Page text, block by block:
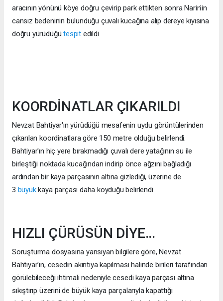
aracının yönünü köye doğru çevirip park ettikten sonra Narin'in
cansız bedeninin bulunduğu çuvalı kucağına alıp dereye kıyısına
doğru yürüdüğütespitedildi.
KOORDİNATLAR ÇIKARILDI
Nevzat Bahtiyar'ın yürüdüğü mesafenin uydu görüntülerinden
çıkarılan koordinatlara göre 150 metre olduğu belirlendi.
Bahtiyar'ın hiç yere bırakmadığı çuvalı dere yatağının su ile
birleştiği noktada kucağından indirip önce ağzını bağladığı
ardından bir kaya parçasının altına gizlediği, üzerine de
3 büyükkaya parçası daha koyduğu belirlendi.
HIZLI ÇÜRÜSÜN DİYE...
Soruşturma dosyasına yansıyan bilgilere göre, Nevzat
Bahtiyar'ın, cesedin akıntıya kapılması halinde birileri tarafından
görülebileceği ihtimali nedeniyle cesedi kaya parçası altına
sıkıştırıp üzerini de büyük kaya parçalarıyla kapattığı